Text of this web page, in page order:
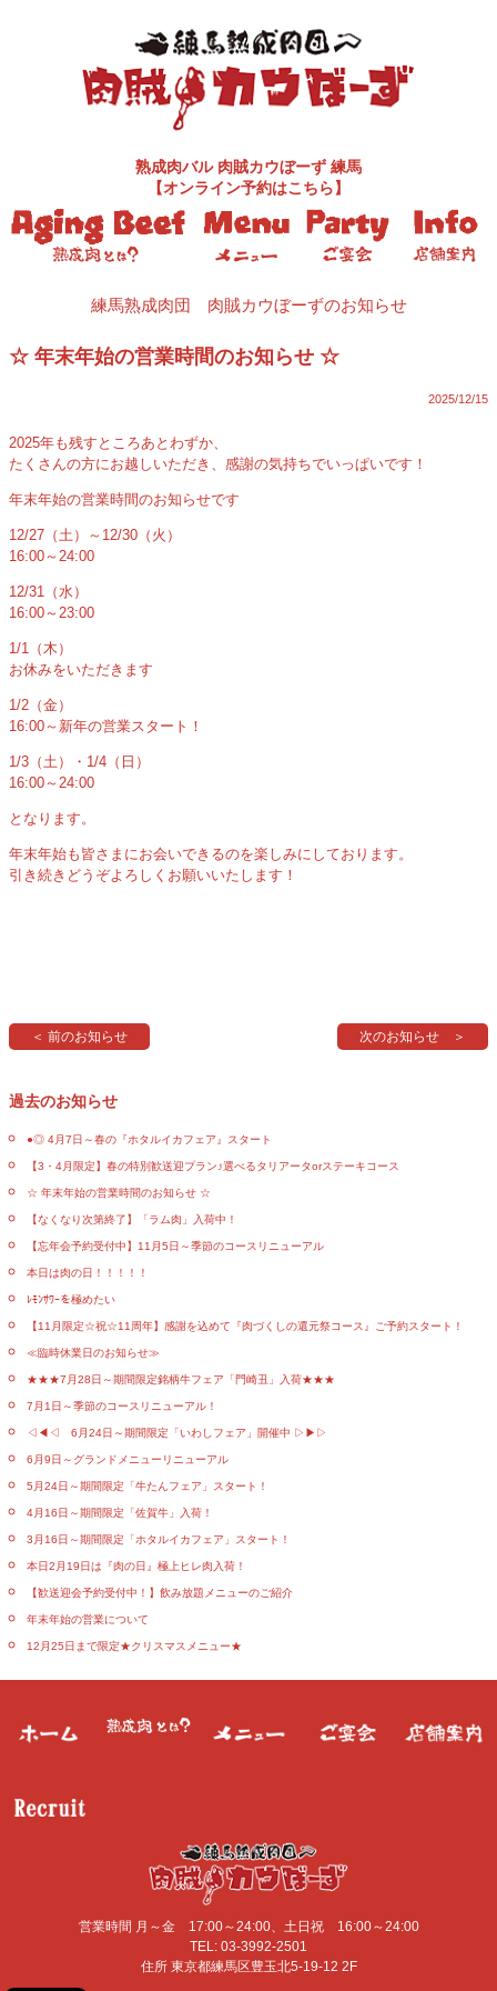
熟成肉バル 肉賊カウぼーず 練馬
【オンライン予約はこちら】
練馬熟成肉団 肉賊カウぼーずのお知らせ
☆ 年末年始の営業時間のお知らせ ☆
2025/12/15
2025年も残すところあとわずか、
たくさんの方にお越しいただき、感謝の気持ちでいっぱいです！
年末年始の営業時間のお知らせです
12/27（土）～12/30（火）
16:00～24:00
12/31（水）
16:00～23:00
1/1（木）
お休みをいただきます
1/2（金）
16:00～新年の営業スタート！
1/3（土）・1/4（日）
16:00～24:00
となります。
年末年始も皆さまにお会いできるのを楽しみにしております。
引き続きどうぞよろしくお願いいたします！
＜ 前のお知らせ 次のお知らせ ＞
過去のお知らせ
●◎ 4月7日～春の『ホタルイカフェア』スタート
【3・4月限定】春の特別歓送迎プラン♪選べるタリアータorステーキコース
☆ 年末年始の営業時間のお知らせ ☆
【なくなり次第終了】「ラム肉」入荷中！
【忘年会予約受付中】11月5日～季節のコースリニューアル
本日は肉の日！！！！！
ﾚﾓﾝｻﾜｰを極めたい
【11月限定☆祝☆11周年】感謝を込めて『肉づくしの還元祭コース』ご予約スタート！
≪臨時休業日のお知らせ≫
★★★7月28日～期間限定銘柄牛フェア「門崎丑」入荷★★★
7月1日～季節のコースリニューアル！
◁◀◁ 6月24日～期間限定「いわしフェア」開催中 ▷▶▷
6月9日～グランドメニューリニューアル
5月24日～期間限定「牛たんフェア」スタート！
4月16日～期間限定「佐賀牛」入荷！
3月16日～期間限定「ホタルイカフェア」スタート！
本日2月19日は『肉の日』極上ヒレ肉入荷！
【歓送迎会予約受付中！】飲み放題メニューのご紹介
年末年始の営業について
12月25日まで限定★クリスマスメニュー★
営業時間 月～金 17:00～24:00、土日祝 16:00～24:00
TEL: 03-3992-2501
住所 東京都練馬区豊玉北5-19-12 2F